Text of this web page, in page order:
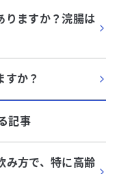
りますか？浣腸は
すか？
記事
方で、特に高齢